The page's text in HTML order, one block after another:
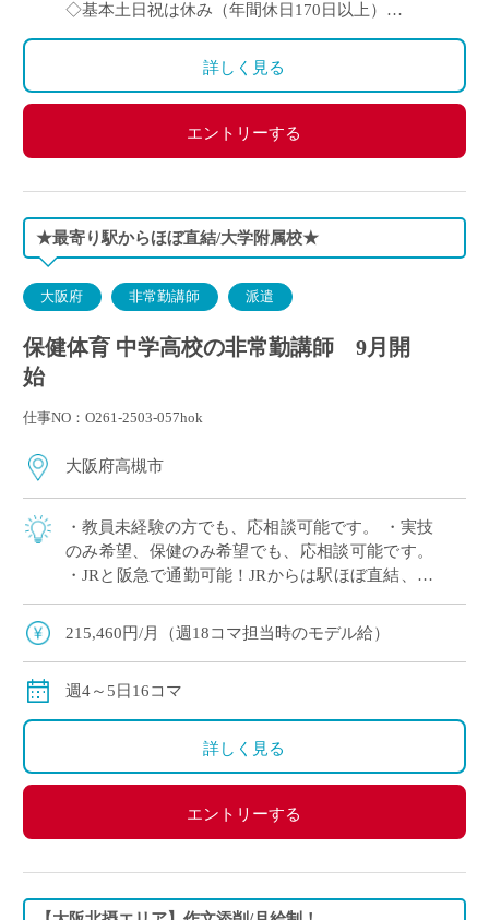
◇基本土日祝は休み（年間休日170日以上）
◇お盆期間は長めに休めます
詳しく見る
エントリーする
★最寄り駅からほぼ直結/大学附属校★
大阪府 非常勤講師 派遣
保健体育 中学高校の非常勤講師 9月開
始
仕事NO：O261-2503-057hok
大阪府高槻市
・教員未経験の方でも、応相談可能です。 ・実技
のみ希望、保健のみ希望でも、応相談可能です。
・JRと阪急で通勤可能！JRからは駅ほぼ直結、学
校まで京都駅から15分、大阪駅から25分、三ノ宮
駅から50分で通勤可能！ ・大阪 […]
215,460円/月（週18コマ担当時のモデル給）
週4～5日16コマ
詳しく見る
エントリーする